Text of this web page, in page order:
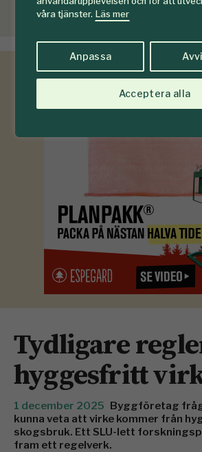
våra tjänster. Läs mer
Anpassa
Acceptera alla
Tydligare
hyggesfritt
1 december 2025 Byggföretag
kunna veta att virke kommer från
skogsbruk. Ett SLU-lett
fram ett regelverk.